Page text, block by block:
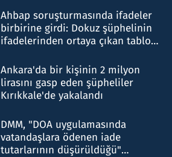
Ahbap soruşturmasında ifadeler
birbirine girdi: Dokuz şüphelinin
ifadelerinden ortaya çıkan tablo
Ankara'da bir kişinin 2 milyon
lirasını gasp eden şüpheliler
Kırıkkale'de yakalandı
DMM, "DOA uygulamasında
vatandaşlara ödenen iade
tutarlarının düşürüldüğü"